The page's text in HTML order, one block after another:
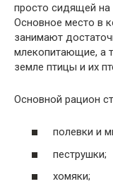
просто сидящей на
Основное место в
занимают
млекопитающие, а
земле птицы и их
Основной рацион
полевки и
пеструшки;
хомяки;